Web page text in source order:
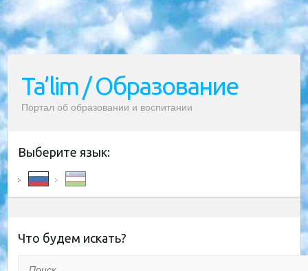
Ta’lim / Образование
Портал об образовании и воспитании
Выберите язык:
Что будем искать?